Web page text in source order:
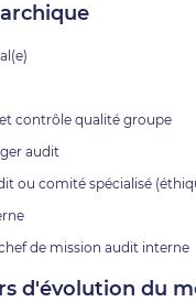
contrôle qualité groupe
audit
ou comité spécialisé
de mission audit interne
d'évolution du